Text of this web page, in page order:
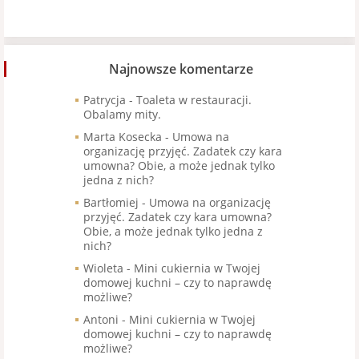
Najnowsze komentarze
Patrycja - Toaleta w restauracji.
Obalamy mity.
Marta Kosecka - Umowa na
organizację przyjęć. Zadatek czy kara
umowna? Obie, a może jednak tylko
jedna z nich?
Bartłomiej - Umowa na organizację
przyjęć. Zadatek czy kara umowna?
Obie, a może jednak tylko jedna z
nich?
Wioleta - Mini cukiernia w Twojej
domowej kuchni – czy to naprawdę
możliwe?
Antoni - Mini cukiernia w Twojej
domowej kuchni – czy to naprawdę
możliwe?